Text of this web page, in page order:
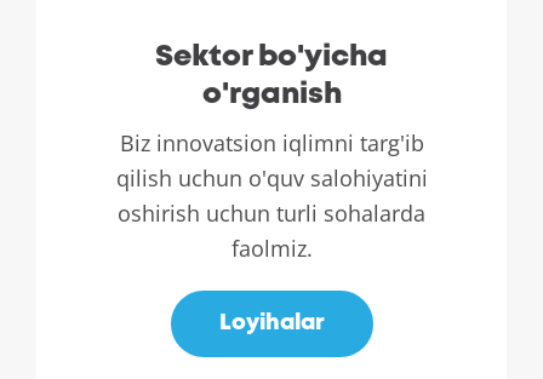
Sektor bo'yicha
o'rganish
Biz innovatsion iqlimni targ'ib
qilish uchun o'quv salohiyatini
oshirish uchun turli sohalarda
faolmiz.
Loyihalar